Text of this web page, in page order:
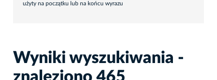
użyty na początku lub na końcu wyrazu
Wyniki wyszukiwania -